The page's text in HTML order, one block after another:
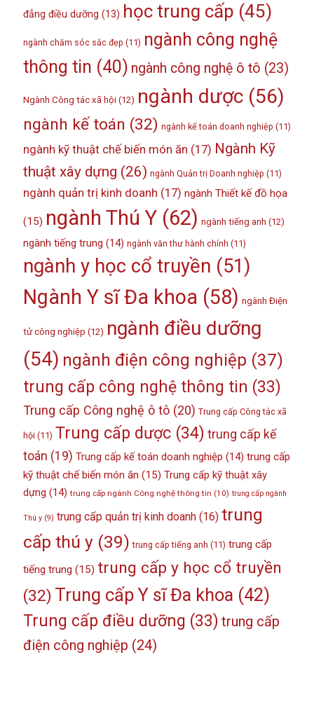
đẳng điều dưỡng (13) học trung cấp (45)
ngành chăm sóc sắc đẹp (11) ngành công nghệ
thông tin (40) ngành công nghệ ô tô (23)
Ngành Công tác xã hội(12) ngành dược(56)
ngành kế toán (32) ngành kế toán doanh nghiệp (11)
ngành kỹ thuật chế biến món ăn (17) Ngành Kỹ
thuật xây dựng (26) ngành Quản trị Doanh nghiệp (11)
ngành quản trị kinh doanh (17) ngành Thiết kế đồ họa
(15) ngành Thú Y(62) ngành tiếng anh (12)
ngành tiếng trung (14) ngành văn thư hành chính (11)
ngành y học cổ truyền (51)
Ngành Y sĩ Đa khoa (58) ngành Điện
tử công nghiệp (12) ngành điều dưỡng
(54) ngành điện công nghiệp (37)
trung cấp công nghệ thông tin (33)
Trung cấp Công nghệ ô tô(20) Trung cấp Công tác xã
hội (11) Trung cấp dược(34) trung cấp kế
toán (19) Trung cấp kế toán doanh nghiệp (14) trung cấp
kỹ thuật chế biến món ăn (15) Trung cấp kỹ thuật xây
dựng (14) trung cấp ngành Công nghệ thông tin (10) trung cấp ngành
Thú y(9) trung cấp quản trị kinh doanh(16) trung
cấp thú y(39) trung cấp tiếng anh (11) trung cấp
tiếng trung (15) trung cấp y học cổ truyền
(32) Trung cấp Y sĩ Đa khoa (42)
Trung cấp điều dưỡng (33) trung cấp
điện công nghiệp (24)